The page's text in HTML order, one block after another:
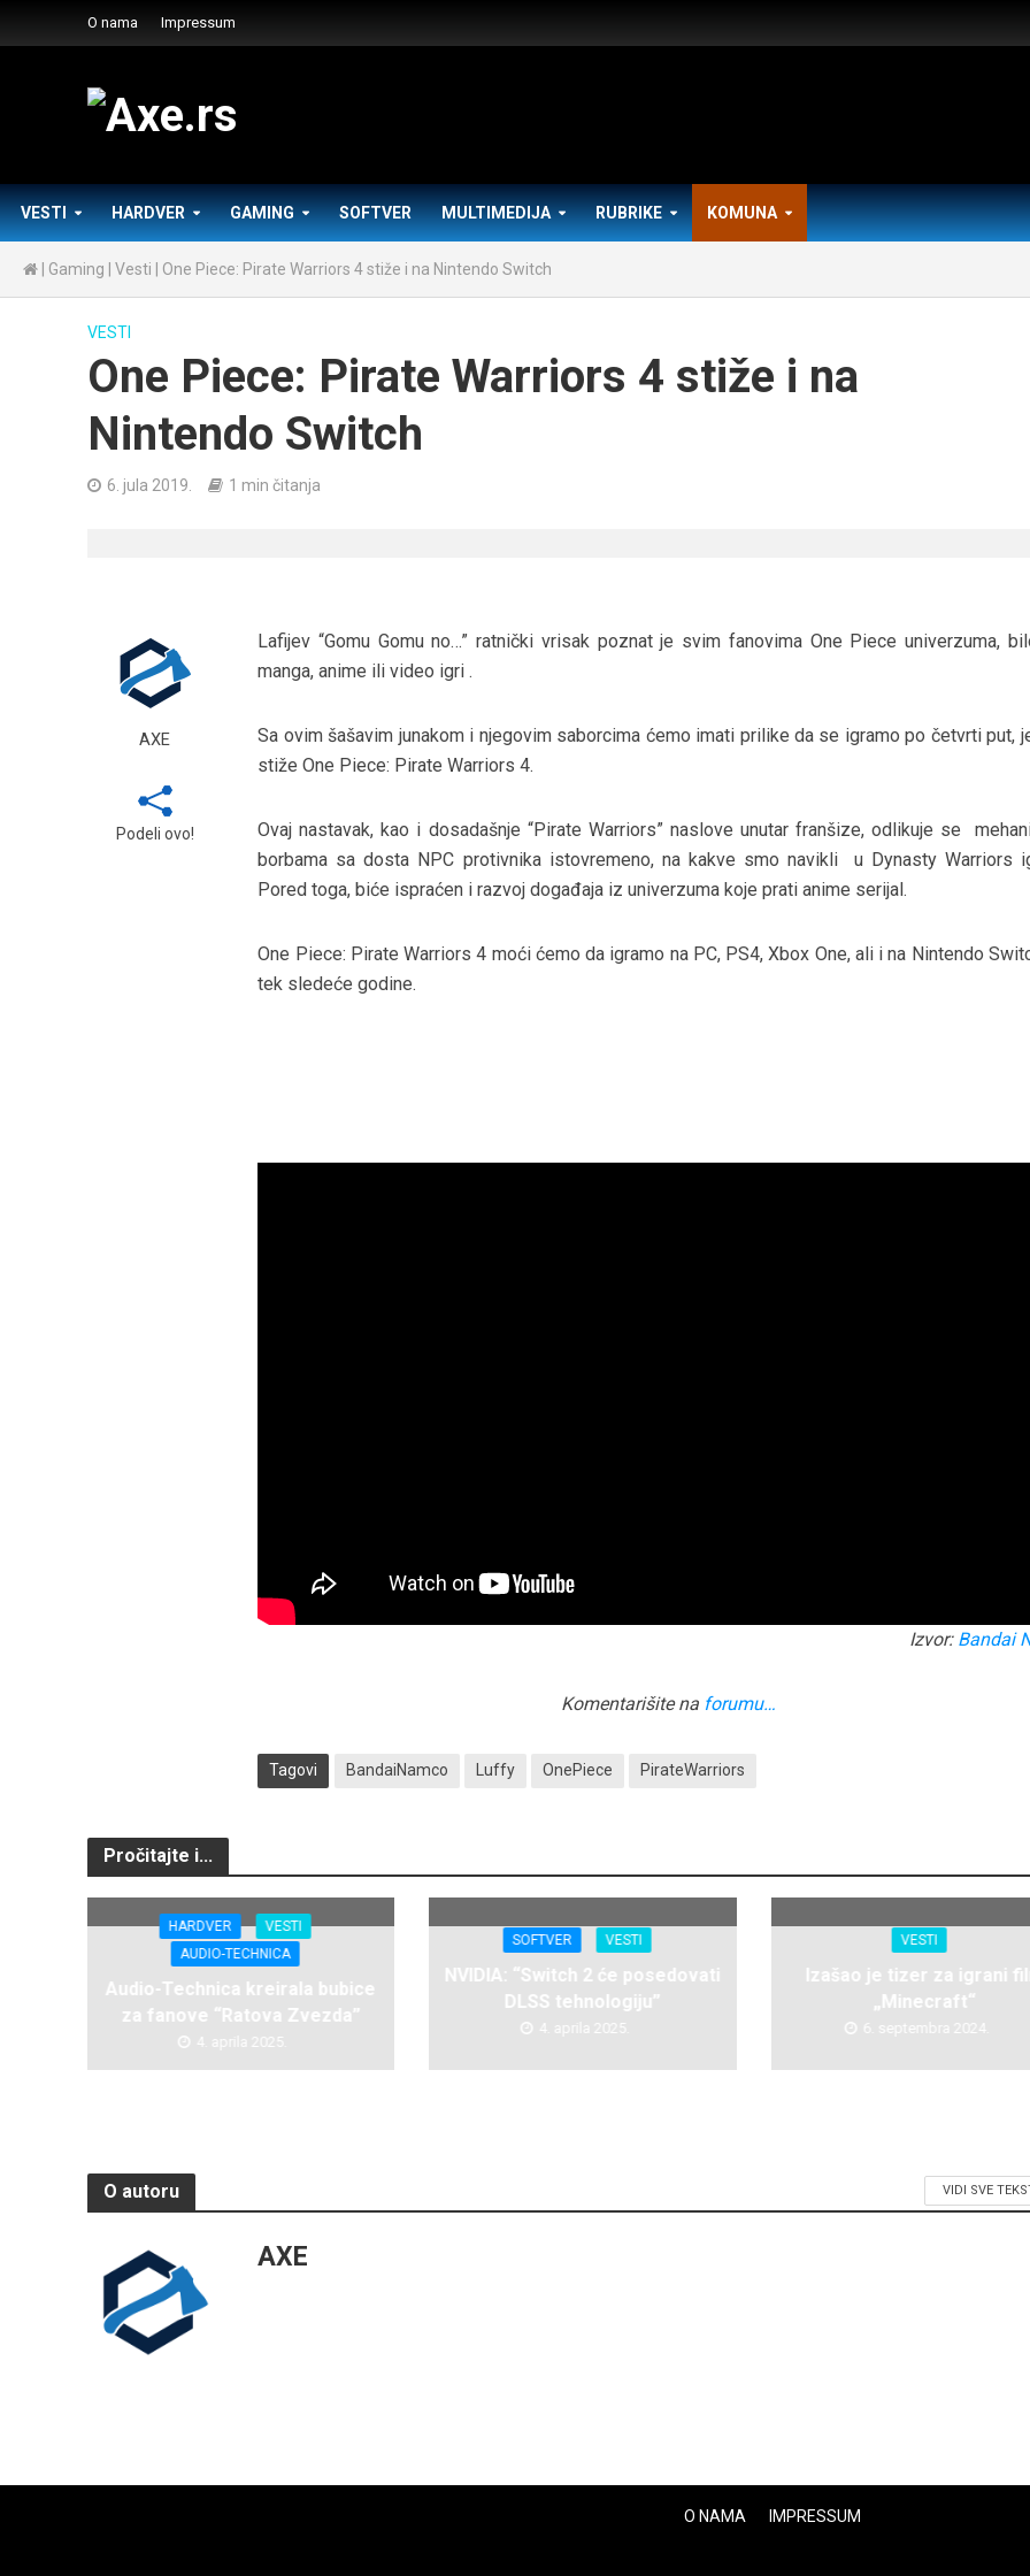
O nama Impressum
VESTI HARDVER GAMING SOFTVER MULTIMEDIJA RUBRIKE KOMUNA
Gaming Vesti One Piece: Pirate Warriors 4 stiže i na Nintendo Switch
VESTI
One Piece: Pirate Warriors 4 stiže i na
Nintendo Switch
6. jula 2019. 1 min čitanja
AXE
Podeli ovo!
Lafijev “Gomu Gomu no…” ratnički vrisak poznat je svim fanovima One Piece univerzuma,
manga, anime ili video igri .
Sa ovim šašavim junakom i njegovim saborcima ćemo imati prilike da se igramo po četvrti put,
stiže One Piece: Pirate Warriors 4.
Ovaj nastavak, kao i dosadašnje “Pirate Warriors” naslove unutar franšize, odlikuje se
borbama sa dosta NPC protivnika istovremeno, na kakve smo navikli u Dynasty Warriors
Pored toga, biće ispraćen i razvoj događaja iz univerzuma koje prati anime serijal.
One Piece: Pirate Warriors 4 moći ćemo da igramo na PC, PS4, Xbox One, ali i na Nintendo
tek sledeće godine.
Izvor: Bandai
Komentarišite na forumu…
Tagovi BandaiNamco Luffy OnePiece PirateWarriors
Pročitajte i...
HARDVER
VESTI
AUDIO-TECHNICA
Audio-Technica kreirala bubice
za fanove “Ratova Zvezda”
4. aprila 2025.
SOFTVER VESTI
NVIDIA: “Switch 2 će posedovati
DLSS tehnologiju”
4. aprila 2025.
VESTI
Izašao je tizer za igrani
„Minecraft“
6. septembra 2024.
O autoru VIDI SVE
AXE
O NAMA IMPRESSUM